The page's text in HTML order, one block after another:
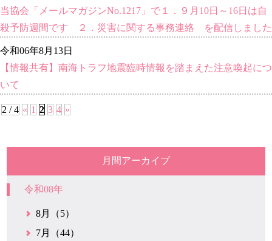
当協会「メールマガジンNo.1217」で１．９月10日～16日は自
殺予防週間です ２．災害に関する事務連絡 を配信しました
令和06年8月13日
【情報共有】南海トラフ地震臨時情報を踏まえた注意喚起につ
いて
2 / 4 « 1 2 3 4 »
月間アーカイブ
令和08年
8月（5）
7月（44）